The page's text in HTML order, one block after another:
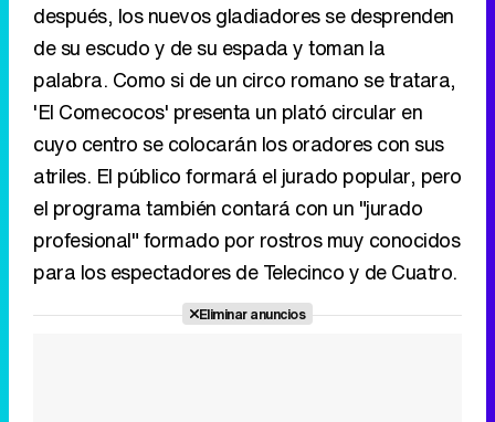
después, los nuevos gladiadores se desprenden
de su escudo y de su espada y toman la
palabra. Como si de un circo romano se tratara,
'El Comecocos' presenta un plató circular en
cuyo centro se colocarán los oradores con sus
atriles. El público formará el jurado popular, pero
el programa también contará con un "jurado
profesional" formado por rostros muy conocidos
para los espectadores de Telecinco y de Cuatro.
Eliminar anuncios